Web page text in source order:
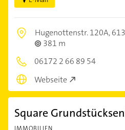
Hugenottenstr. 120A,
381 m
06172 2 66 89 54
Webseite
Square